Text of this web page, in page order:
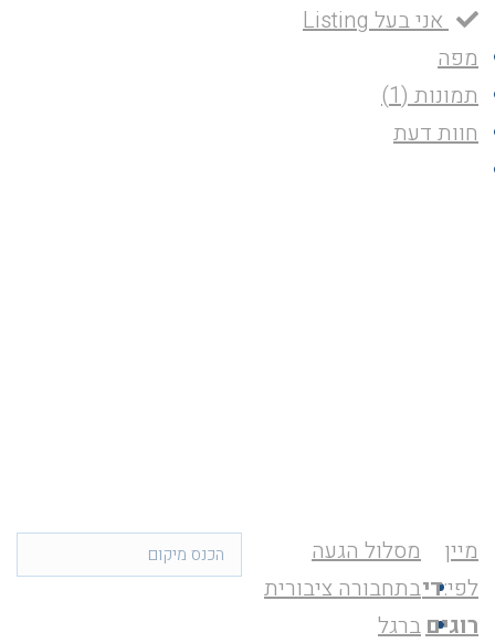
אני בעל Listing
מפה
תמונות (1)
חוות דעת
מסלול הגעה
בתחבורה ציבורית
ברגל
מיין
לפי:די
רוגים